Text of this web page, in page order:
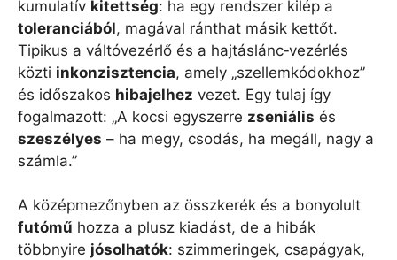
kumulatív kitettség: ha egy rendszer kilép a
toleranciából, magával ránthat másik kettőt.
Tipikus a váltóvezérlő és a hajtáslánc‑vezérlés
közti inkonzisztencia, amely „szellemkódokhoz”
és időszakos hibajelhez vezet. Egy tulaj így
fogalmazott: „A kocsi egyszerre zseniális és
szeszélyes – ha megy, csodás, ha megáll, nagy a
számla.”
A középmezőnyben az összkerék és a bonyolult
futómű hozza a plusz kiadást, de a hibák
többnyire jósolhatók: szimmeringek, csapágyak,